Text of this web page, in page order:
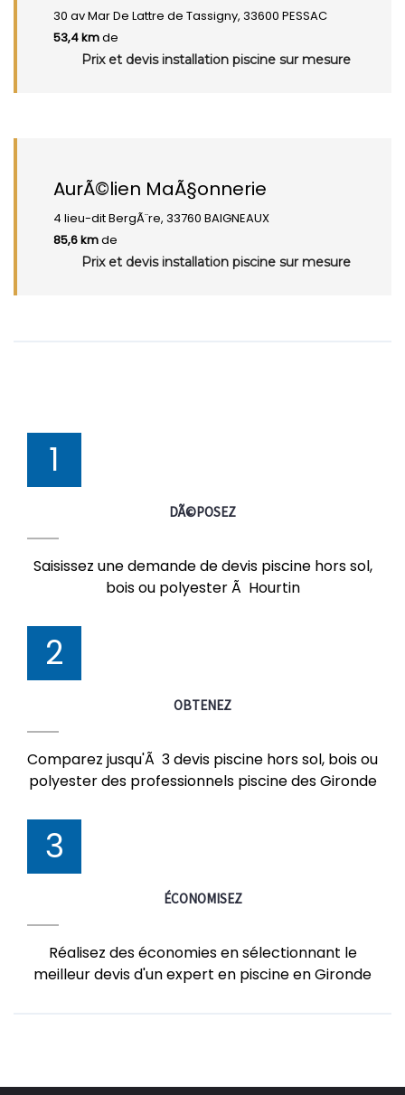
30 av Mar De Lattre de Tassigny, 33600 PESSAC
53,4 kmde
Prix et devis installation piscine sur mesure
AurÃ©lien MaÃ§onnerie
4 lieu-dit BergÃ¨re, 33760 BAIGNEAUX
85,6 kmde
Prix et devis installation piscine sur mesure
1
DÃ©POSEZ
Saisissez une demande de devis piscine hors sol,
bois ou polyester Ã Hourtin
2
OBTENEZ
Comparez jusqu'Ã 3 devis piscine hors sol, bois ou
polyester des professionnels piscine des Gironde
3
ÉCONOMISEZ
Réalisez des économies en sélectionnant le
meilleur devis d'un expert en piscine en Gironde